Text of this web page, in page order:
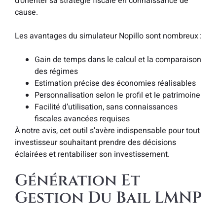
cause.
Les avantages du simulateur Nopillo sont nombreux :
Gain de temps dans le calcul et la comparaison
des régimes
Estimation précise des économies réalisables
Personnalisation selon le profil et le patrimoine
Facilité d’utilisation, sans connaissances
fiscales avancées requises
À notre avis, cet outil s’avère indispensable pour tout
investisseur souhaitant prendre des décisions
éclairées et rentabiliser son investissement.
Génération Et
Gestion Du Bail LMNP